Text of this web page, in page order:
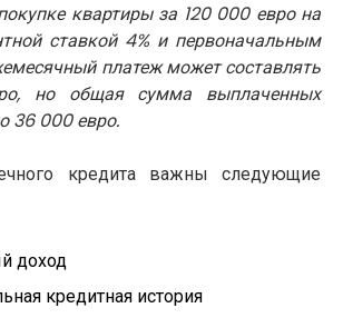
квартиры за 120 000 евро на
ставкой 4% и первоначальным
платеж может составлять
но общая сумма выплаченных
36 000 евро.
кредита важны следующие
доход
кредитная история